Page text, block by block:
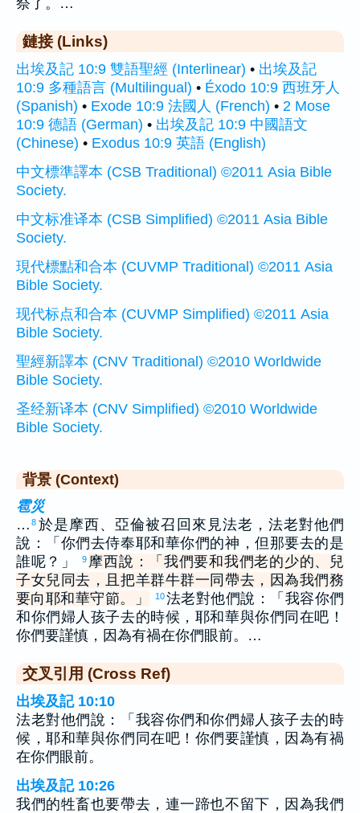
鏈接 (Links)
出埃及記 10:9 雙語聖經 (Interlinear) • 出埃及記
10:9 多種語言 (Multilingual) • Éxodo 10:9 西班牙人
(Spanish) • Exode 10:9 法國人 (French) • 2 Mose
10:9 德語 (German) • 出埃及記 10:9 中國語文
(Chinese) • Exodus 10:9 英語 (English)
中文標準譯本 (CSB Traditional) ©2011 Asia Bible
Society.
中文标准译本 (CSB Simplified) ©2011 Asia Bible
Society.
現代標點和合本 (CUVMP Traditional) ©2011 Asia
Bible Society.
现代标点和合本 (CUVMP Simplified) ©2011 Asia
Bible Society.
聖經新譯本 (CNV Traditional) ©2010 Worldwide
Bible Society.
圣经新译本 (CNV Simplified) ©2010 Worldwide
Bible Society.
背景 (Context)
雹災
… 8 於是摩西、亞倫被召回來見法老，法老對他們
說：「你們去侍奉耶和華你們的神，但那要去的是
誰呢？」
9 摩西說：「我們要和我們老的少的、兒
子女兒同去，且把羊群牛群一同帶去，因為我們務
要向耶和華守節。」
10 法老對他們說：「我容你們
和你們婦人孩子去的時候，耶和華與你們同在吧！
你們要謹慎，因為有禍在你們眼前。…
交叉引用 (Cross Ref)
出埃及記 10:10
法老對他們說：「我容你們和你們婦人孩子去的時
候，耶和華與你們同在吧！你們要謹慎，因為有禍
在你們眼前。
出埃及記 10:26
我們的牲畜也要帶去，連一蹄也不留下，因為我們